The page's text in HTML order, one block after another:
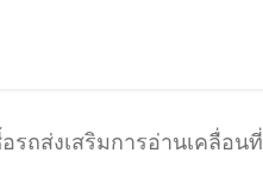
รถส่งเสริมการอ่านเคลื่อนที่